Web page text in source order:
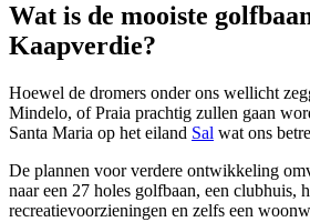
Wat is de mooiste
Kaapverdie?
Hoewel de dromers onder ons wellicht
Mindelo, of Praia prachtig zullen gaan
Santa Maria op het eiland Sal wat ons
De plannen voor verdere ontwikkeling
naar een 27 holes golfbaan, een clubhuis,
recreatievoorzieningen en zelfs een